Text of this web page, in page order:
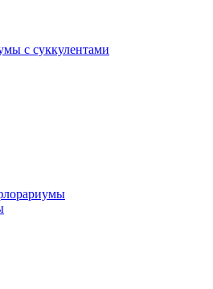
с суккулентами